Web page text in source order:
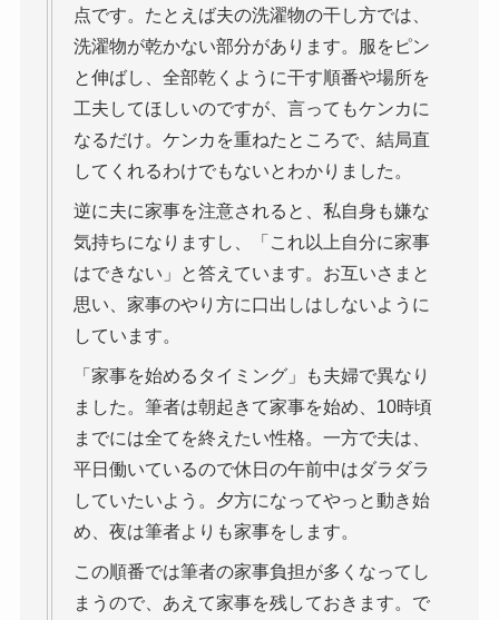
点です。たとえば夫の洗濯物の干し方では、
洗濯物が乾かない部分があります。服をピン
と伸ばし、全部乾くように干す順番や場所を
工夫してほしいのですが、言ってもケンカに
なるだけ。ケンカを重ねたところで、結局直
してくれるわけでもないとわかりました。
逆に夫に家事を注意されると、私自身も嫌な
気持ちになりますし、「これ以上自分に家事
はできない」と答えています。お互いさまと
思い、家事のやり方に口出しはしないように
しています。
「家事を始めるタイミング」も夫婦で異なり
ました。筆者は朝起きて家事を始め、10時頃
までには全てを終えたい性格。一方で夫は、
平日働いているので休日の午前中はダラダラ
していたいよう。夕方になってやっと動き始
め、夜は筆者よりも家事をします。
この順番では筆者の家事負担が多くなってし
まうので、あえて家事を残しておきます。で